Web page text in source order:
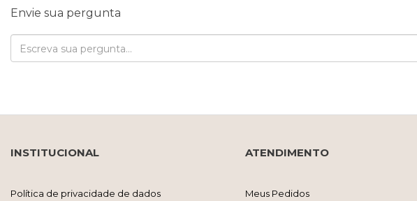
Envie sua pergunta
INSTITUCIONAL
Política de privacidade de dados
ATENDIMENTO
Meus Pedidos